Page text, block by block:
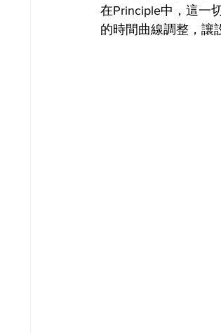
在Principle中，這一
的時間曲線調整，讓